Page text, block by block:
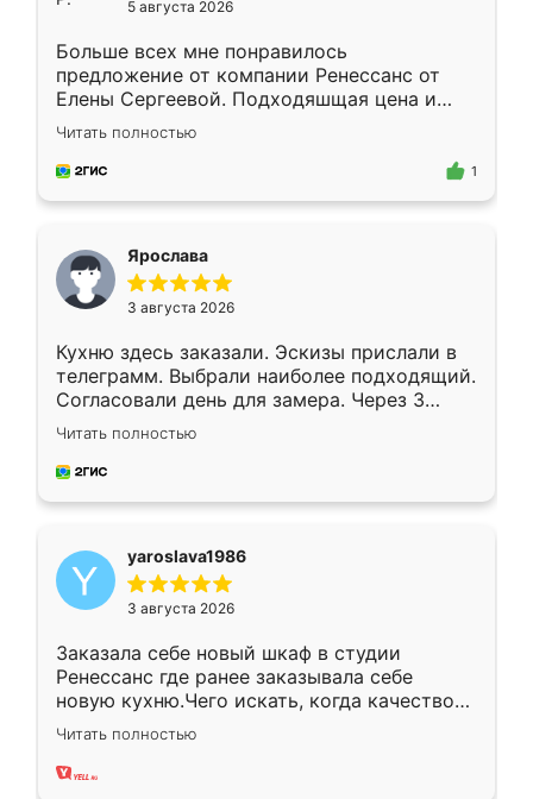
5 августа 2026
Больше всех мне понравилось
предложение от компании Ренессанс от
Елены Сергеевой. Подходяшщая цена и
короткие сроки изготовления. Приехавший
для замера сотрудник Владислав
предложил по моему эскизу самый
Читать полностью
1
Ярослава
3 августа 2026
Кухню здесь заказали. Эскизы прислали в
телеграмм. Выбрали наиболее подходящий.
Согласовали день для замера. Через 3
недели кухня была уже готова. Остались
довольны работой. Спасибо Ренессанс
мебель за качественную работу!
Читать полностью
yaroslava1986
3 августа 2026
Заказала себе новый шкаф в студии
Ренессанс где ранее заказывала себе
новую кухню.Чего искать, когда качеством
вполне довольна. Служит кухня уже почти
два года, нареканий нет.
Читать полностью